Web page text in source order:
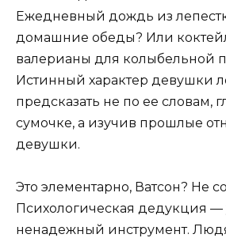
Ежедневный дождь из
домашние обеды? Или
валерианы для колыбельной
Истинный характер девушки
предсказать не по ее словам,
сумочке, а изучив прошлые
девушки.
Это элементарно, Ватсон? Не
Психологическая дедукция —
ненадежный инструмент.